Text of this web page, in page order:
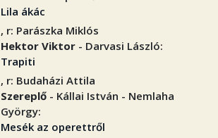
Lila ákác
, r: Parászka Miklós
Hektor Viktor - Darvasi László:
Trapiti
, r: Budaházi Attila
Szereplő - Kállai István - Nemlaha
György:
Mesék az operettről